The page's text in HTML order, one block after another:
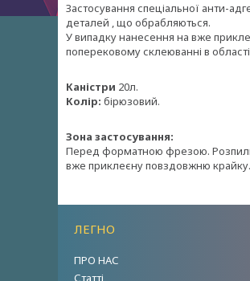
Застосування спеціальної анти-
деталей , що обрабляються.
У випадку нанесення на вже
поперековому склеюванні в області
Каністри 20л.
Колір: бірюзовий.
Зона застосування:
Перед форматною фрезою.
вже приклеєну повздовжню крайку.
ЛЕГНО
ПРО НАС
Статті